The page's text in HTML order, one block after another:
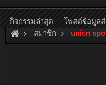
หรืออ่านรายละ
สมาชิก union
กิจกรรมล่าสุด โพสต์ข้อมูล